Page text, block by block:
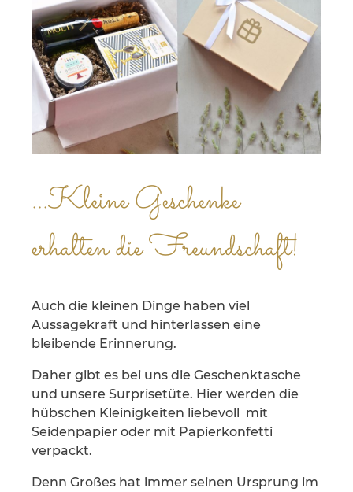
...Kleine Geschenke
erhalten die Freundschaft!
Auch die kleinen Dinge haben viel
Aussagekraft und hinterlassen eine
bleibende Erinnerung.
Daher gibt es bei uns die Geschenktasche
und unsere Surprisetüte. Hier werden die
hübschen Kleinigkeiten liebevoll mit
Seidenpapier oder mit Papierkonfetti
verpackt.
Denn Großes hat immer seinen Ursprung im